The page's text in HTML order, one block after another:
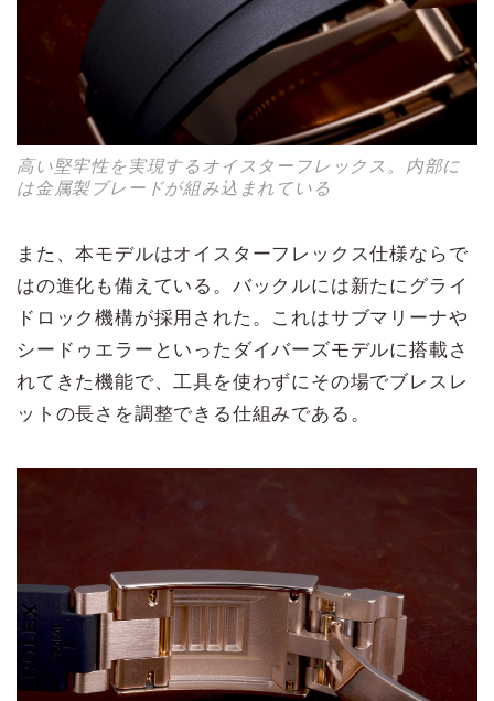
高い堅牢性を実現するオイスターフレックス。内部に
は金属製ブレードが組み込まれている
また、本モデルはオイスターフレックス仕様ならで
はの進化も備えている。バックルには新たにグライ
ドロック機構が採用された。これはサブマリーナや
シードゥエラーといったダイバーズモデルに搭載さ
れてきた機能で、工具を使わずにその場でブレスレ
ットの長さを調整できる仕組みである。